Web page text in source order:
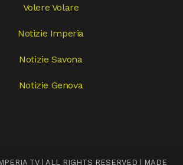
Volere Volare
Notizie Imperia
Notizie Savona
Notizie Genova
TV | ALL RIGHTS RESERVED | MADE